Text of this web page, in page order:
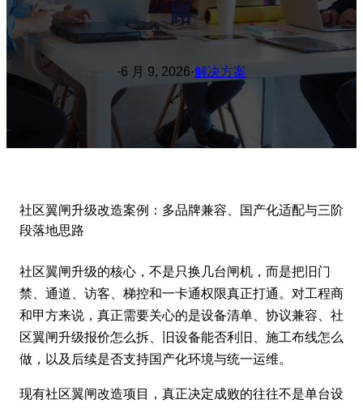
路
·6 月 9, 2026·解决方案
社区翼闸升级改造案例：多品牌兼容、国产化适配与三阶
段落地思路
社区翼闸升级的核心，不是只换几台闸机，而是把旧门
禁、通道、访客、梯控和一卡通权限真正打通。对工程商
和甲方来说，真正需要关心的是设备清单、协议兼容、社
区翼闸升级报价怎么拆、旧设备能否利旧、施工布线怎么
做，以及后续是否支持国产化环境与统一运维。
现有社区翼闸改造项目，真正决定成败的往往不是单台设